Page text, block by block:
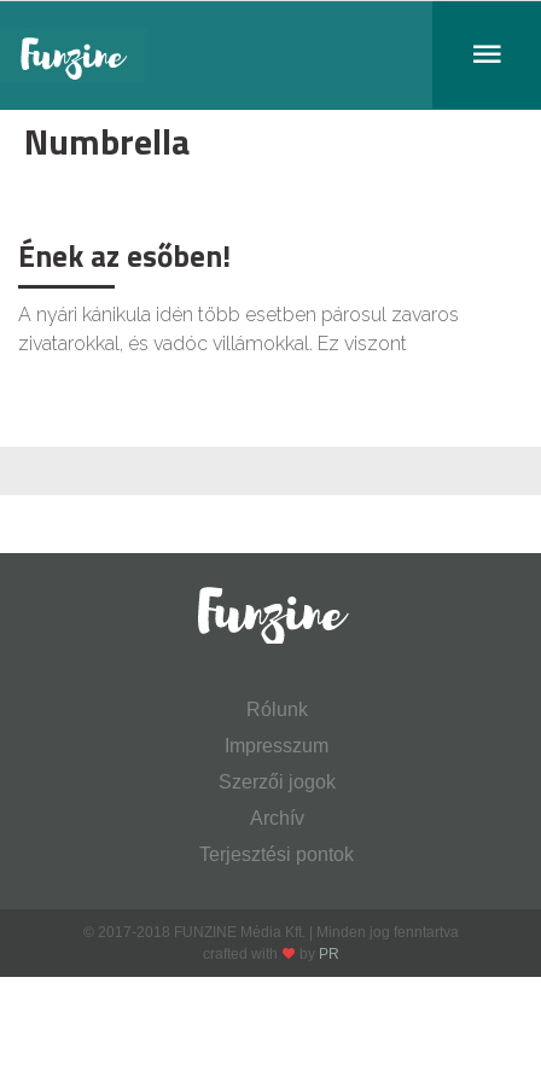
Numbrella
Ének az esőben!
A nyári kánikula idén több esetben párosul zavaros
zivatarokkal, és vadóc villámokkal. Ez viszont
Rólunk
Impresszum
Szerzői jogok
Archív
Terjesztési pontok
© 2017-2018 FUNZINE Média Kft. | Minden jog fenntartva
crafted with
by PR